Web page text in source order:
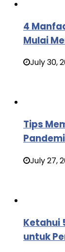
4
Mulai
July 30,
Tips
Pandemi
July 27,
Ketahui
untuk